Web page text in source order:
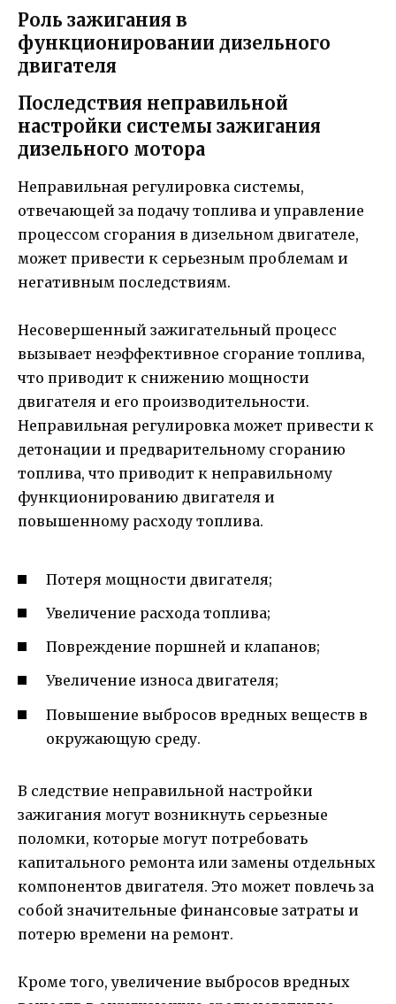
Роль зажигания в
функционировании дизельного
двигателя
Последствия неправильной
настройки системы зажигания
дизельного мотора
Неправильная регулировка системы,
отвечающей за подачу топлива и управление
процессом сгорания в дизельном двигателе,
может привести к серьезным проблемам и
негативным последствиям.
Несовершенный зажигательный процесс
вызывает неэффективное сгорание топлива,
что приводит к снижению мощности
двигателя и его производительности.
Неправильная регулировка может привести к
детонации и предварительному сгоранию
топлива, что приводит к неправильному
функционированию двигателя и
повышенному расходу топлива.
Потеря мощности двигателя;
Увеличение расхода топлива;
Повреждение поршней и клапанов;
Увеличение износа двигателя;
Повышение выбросов вредных веществ в
окружающую среду.
В следствие неправильной настройки
зажигания могут возникнуть серьезные
поломки, которые могут потребовать
капитального ремонта или замены отдельных
компонентов двигателя. Это может повлечь за
собой значительные финансовые затраты и
потерю времени на ремонт.
Кроме того, увеличение выбросов вредных